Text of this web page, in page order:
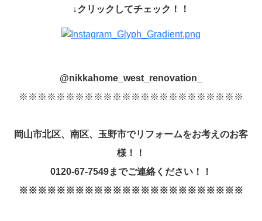
↓クリックしてチェック！！
@nikkahome_west_renovation_
※※※※※※※※※※※※※※※※※※※※※※※※
岡山市北区、南区、玉野市でリフォームをお考えのお客
様！！
0120-67-7549までご連絡ください！！
※※※※※※※※※※※※※※※※※※※※※※※※